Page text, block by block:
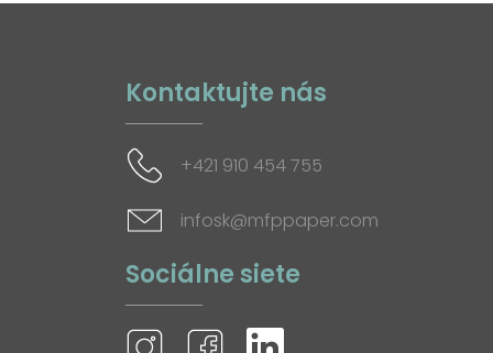
Kontaktujte nás
+421 910 454 755
infosk@mfppaper.com
Sociálne siete